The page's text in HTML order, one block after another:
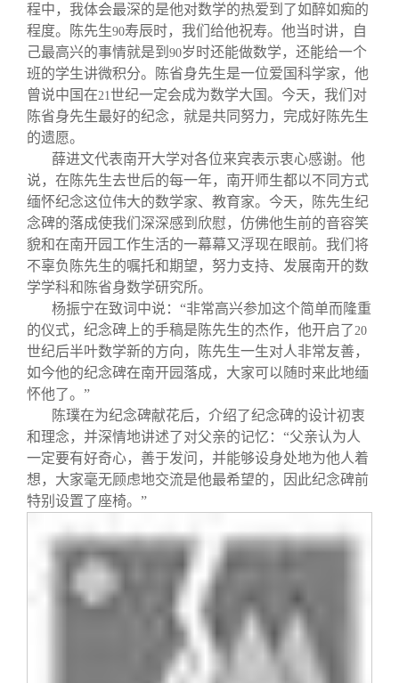
程中，我体会最深的是他对数学的热爱到了如醉如痴的
程度。陈先生90寿辰时，我们给他祝寿。他当时讲，自
己最高兴的事情就是到 90岁时还能做数学，还能给一个
班的学生讲微积分。陈省身先生是一位爱国科学家，他
曾说中国在21世纪一定会成为数学大国。今天，我们对
陈省身先生最好的纪念，就是共同努力，完成好陈先生
的遗愿。
薛进文代表南开大学对各位来宾表示衷心感谢。他
说，在陈先生去世后的每一年，南开师生都以不同方式
缅怀纪念这位伟大的数学家、教育家。今天，陈先生纪
念碑的落成使我们深深感到欣慰，仿佛他生前的音容笑
貌和在南开园工作生活的一幕幕又浮现在眼前。我们将
不辜负陈先生的嘱托和期望，努力支持、发展南开的数
学学科和陈省身数学研究所。
杨振宁在致词中说：“非常高兴参加这个简单而隆重
的仪式，纪念碑上的手稿是陈先生的杰作，他开启了 20
世纪后半叶数学新的方向，陈先生一生对人非常友善，
如今他的纪念碑在南开园落成，大家可以随时来此地缅
怀他了。”
陈璞在为纪念碑献花后，介绍了纪念碑的设计初衷
和理念，并深情地讲述了对父亲的记忆：“父亲认为人
一定要有好奇心，善于发问，并能够设身处地为他人着
想，大家毫无顾虑地交流是他最希望的，因此纪念碑前
特别设置了座椅。”